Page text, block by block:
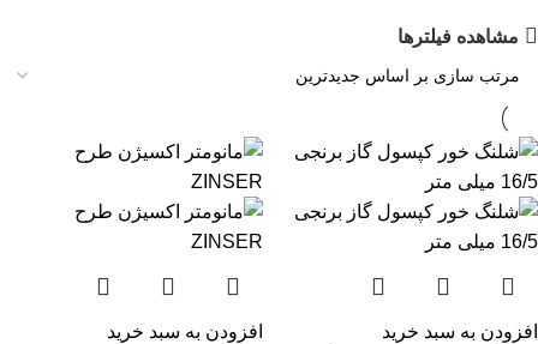
مشاهده فیلترها
افزودن به سبد خرید افزودن به سبد خرید